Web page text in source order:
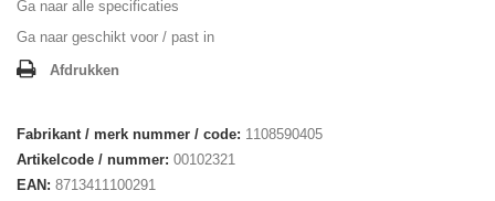
Ga naar alle specificaties
Ga naar geschikt voor / past in
Afdrukken
Fabrikant / merk nummer / code: 1108590405
Artikelcode / nummer: 00102321
EAN: 8713411100291